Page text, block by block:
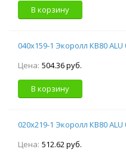
В корзину
040х159-1 Экоролл КВ80
Цена: 504.36 руб.
В корзину
020х219-1 Экоролл КВ80
Цена: 512.62 руб.